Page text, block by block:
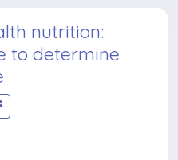
nutrition:
to determine